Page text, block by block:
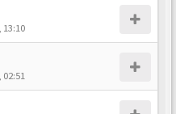
13:10
02:51